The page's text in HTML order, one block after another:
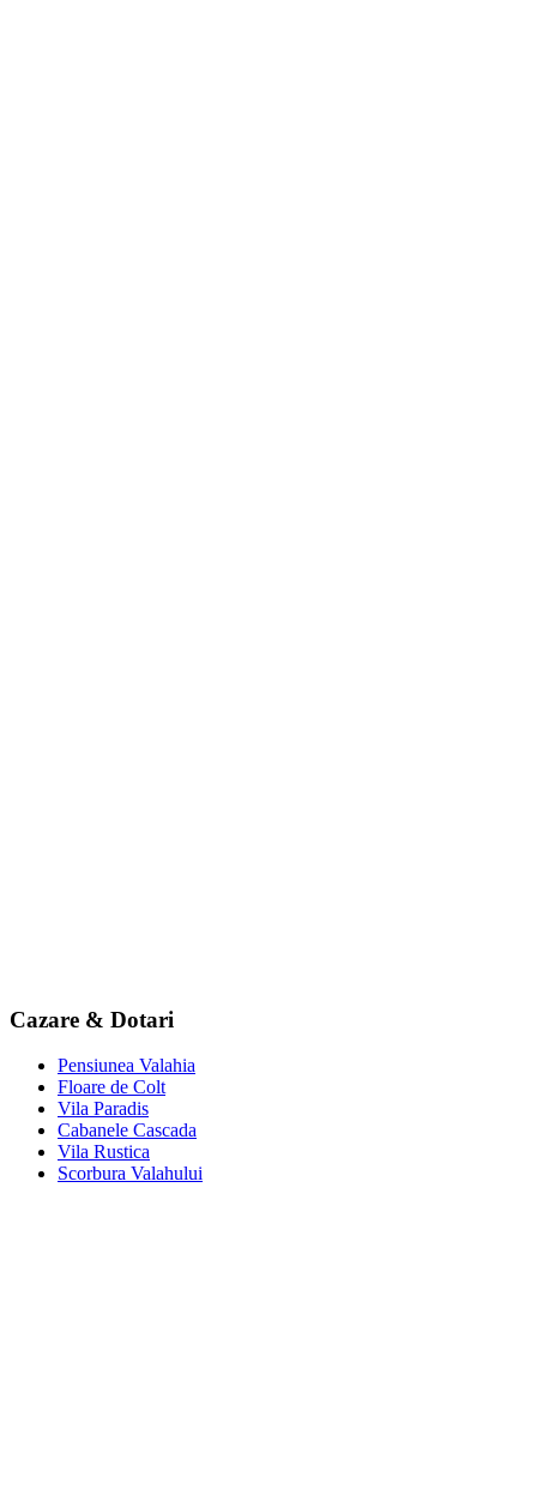
Cazare & Dotari
Pensiunea Valahia
Floare de Colt
Vila Paradis
Cabanele Cascada
Vila Rustica
Scorbura Valahului